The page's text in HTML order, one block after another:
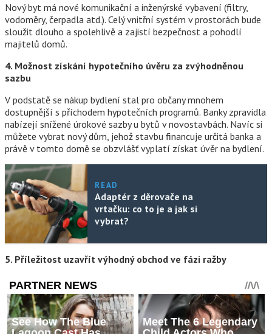
Nový byt má nové komunikační a inženýrské vybavení (filtry,
vodoměry, čerpadla atd.). Celý vnitřní systém v prostorách bude
sloužit dlouho a spolehlivě a zajistí bezpečnost a pohodlí
majitelů domů.
4. Možnost získání hypotečního úvěru za zvýhodněnou
sazbu
V podstatě se nákup bydlení stal pro občany mnohem
dostupnější s příchodem hypotečních programů. Banky zpravidla
nabízejí snížené úrokové sazby u bytů v novostavbách. Navíc si
můžete vybrat nový dům, jehož stavbu financuje určitá banka a
právě v tomto domě se obzvlášť vyplatí získat úvěr na bydlení.
READ
Adaptér z děrovače na
vrtačku: co to je a jak si
vybrat?
5. Příležitost uzavřít výhodný obchod ve fázi ražby